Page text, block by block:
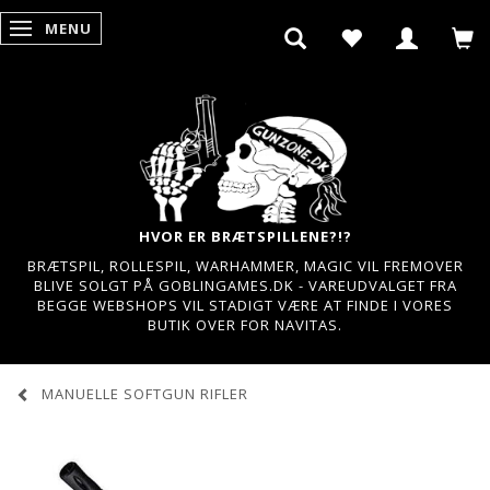
SKIFTE NAVIGATION
MENU
HVOR ER BRÆTSPILLENE?!?
BRÆTSPIL, ROLLESPIL, WARHAMMER, MAGIC VIL FREMOVER
BLIVE SOLGT PÅ GOBLINGAMES.DK - VAREUDVALGET FRA
BEGGE WEBSHOPS VIL STADIGT VÆRE AT FINDE I VORES
BUTIK OVER FOR NAVITAS.
MANUELLE SOFTGUN RIFLER